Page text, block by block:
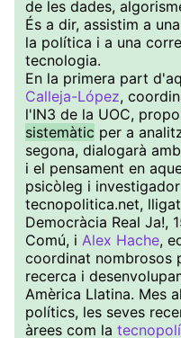
de les dades,
És a dir, assistim a
la política i a una
tecnologia.
En la primera part
Calleja-López,
l'IN3 de la UOC,
sistemàtic per a
segona, dialogarà
i el pensament en
psicòleg i
tecnopolitica.net,
Democràcia Real Ja!,
Comú, i Alex Hache,
coordinat nombrosos
recerca i
Amèrica Llatina. Mes
polítics, les seves
àrees com la